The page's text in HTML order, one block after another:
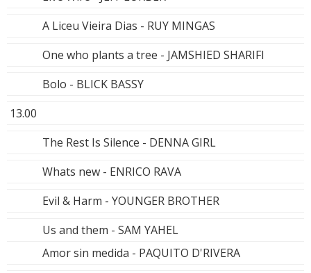
A Liceu Vieira Dias - RUY MINGAS
One who plants a tree - JAMSHIED SHARIFI
Bolo - BLICK BASSY
13.00
The Rest Is Silence - DENNA GIRL
Whats new - ENRICO RAVA
Evil & Harm - YOUNGER BROTHER
Us and them - SAM YAHEL
Amor sin medida - PAQUITO D'RIVERA